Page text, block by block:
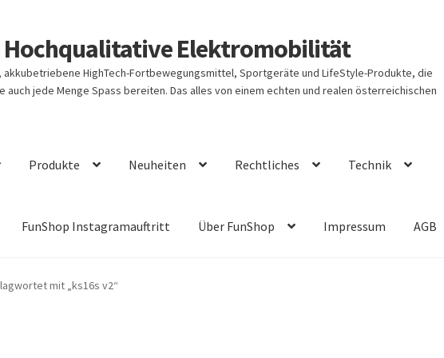
Hochqualitative Elektromobilität
HighTech-Fortbewegungsmittel, Sportgeräte und LifeStyle-Produkte, die
auch jede Menge Spass bereiten. Das alles von einem echten und realen österreichischen
Produkte Neuheiten Rechtliches Technik
FunShop Instagramauftritt Über FunShop Impressum AGB
mit „ks16s v2“